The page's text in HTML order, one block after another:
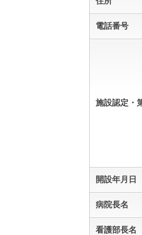
電話番号
施設認定・
開設年月日
病院長名
看護部長名